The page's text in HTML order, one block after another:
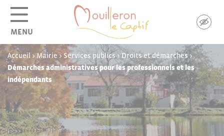
MENU
Accueil >Mairie> Services publics>Droits et démarches>
Démarches administratives pour les professionnels et les
indépendants
Panneau de gestion des cookies